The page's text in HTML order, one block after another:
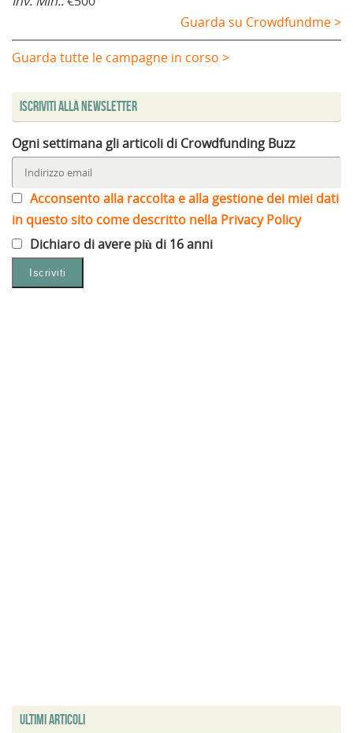
Guarda su Crowdfundme >
Guarda tutte le campagne in corso >
Iscriviti alla Newsletter
Ogni settimana gli articoli di Crowdfunding Buzz
Acconsento alla raccolta e alla gestione dei miei dati
in questo sito come descritto nella Privacy Policy
Dichiaro di avere più di 16 anni
Ultimi articoli